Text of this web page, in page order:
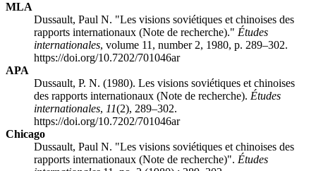
MLA
Dussault, Paul N. "Les visions soviétiques et chinoises des
rapports internationaux (Note de recherche)." Études
internationales, volume 11, number 2, 1980, p. 289–302.
https://doi.org/10.7202/701046ar
APA
Dussault, P. N. (1980). Les visions soviétiques et chinoises
des rapports internationaux (Note de recherche). Études
internationales, 11(2), 289–302.
https://doi.org/10.7202/701046ar
Chicago
Dussault, Paul N. "Les visions soviétiques et chinoises des
rapports internationaux (Note de recherche)". Études